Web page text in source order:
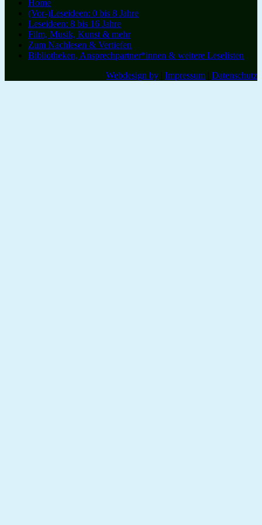
Home
(Vor-)Leseideen: 0 bis 8 Jahre
Leseideen: 8 bis 16 Jahre
Film, Musik, Kunst & mehr
Zum Nachlesen & Vertiefen
Bibliotheken, Ansprechpartner*innen & weitere Leselisten
Webdesign by
Impressum Datenschutz